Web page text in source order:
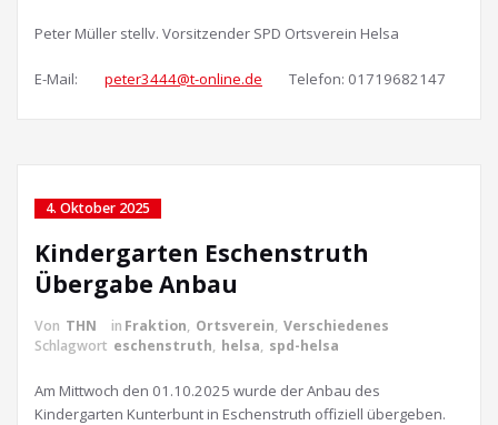
Peter Müller stellv. Vorsitzender SPD Ortsverein Helsa
E-Mail: peter3444@t-online.de Telefon: 01719682147
4. Oktober 2025
Kindergarten Eschenstruth
Übergabe Anbau
Von THN in Fraktion, Ortsverein, Verschiedenes
Schlagwort eschenstruth, helsa, spd-helsa
Am Mittwoch den 01.10.2025 wurde der Anbau des
Kindergarten Kunterbunt in Eschenstruth offiziell übergeben.